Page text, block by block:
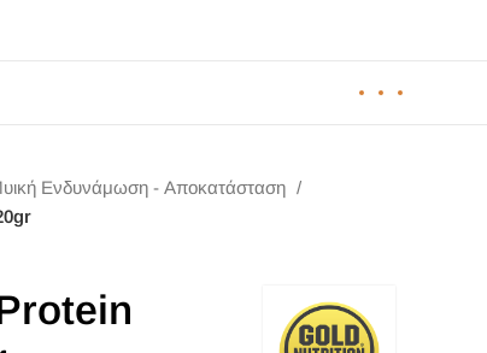
Ενδυνάμωση - Αποκατάσταση